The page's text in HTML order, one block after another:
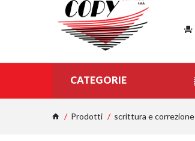
CATEGORIE
Prodotti scrittura e correzione